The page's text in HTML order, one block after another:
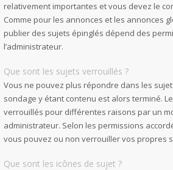
relativement importantes et vous devez le
Comme pour les annonces et les annonces
publier des sujets épinglés dépend des
l’administrateur.
Que sont les sujets verrouillés ?
Vous ne pouvez plus répondre dans les
sondage y étant contenu est alors terminé.
verrouillés pour différentes raisons par un
administrateur. Selon les permissions
vous pouvez ou non verrouiller vos propres
Que sont les icônes de sujet ?